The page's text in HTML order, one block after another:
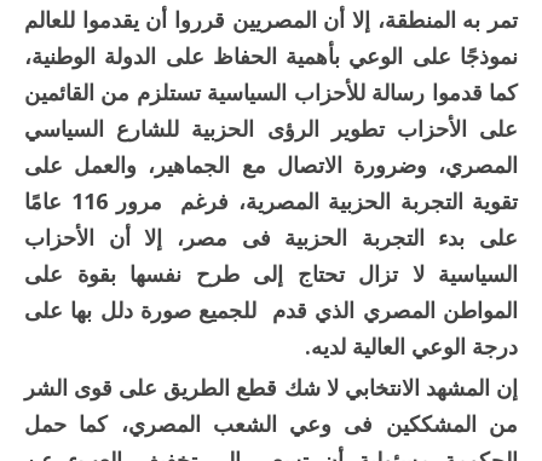
تمر به المنطقة، إلا أن المصريين قرروا أن يقدموا للعالم
نموذجًا على الوعي بأهمية الحفاظ على الدولة الوطنية،
كما قدموا رسالة للأحزاب السياسية تستلزم من القائمين
على الأحزاب تطوير الرؤى الحزبية للشارع السياسي
المصري، وضرورة الاتصال مع الجماهير، والعمل على
تقوية التجربة الحزبية المصرية، فرغم مرور 116 عامًا
على بدء التجربة الحزبية فى مصر، إلا أن الأحزاب
السياسية لا تزال تحتاج إلى طرح نفسها بقوة على
المواطن المصري الذي قدم للجميع صورة دلل بها على
درجة الوعي العالية لديه.
إن المشهد الانتخابي لا شك قطع الطريق على قوى الشر
من المشككين فى وعي الشعب المصري، كما حمل